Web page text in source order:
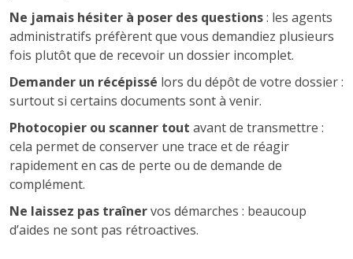
Ne jamais hésiter à poser des questions: les agents
administratifs préfèrent que vous demandiez plusieurs
fois plutôt que de recevoir un dossier incomplet.
Demander un récépissé lors du dépôt de votre dossier :
surtout si certains documents sont à venir.
Photocopier ou scanner tout avant de transmettre :
cela permet de conserver une trace et de réagir
rapidement en cas de perte ou de demande de
complément.
Ne laissez pas traînervos démarches : beaucoup
d’aides ne sont pas rétroactives.